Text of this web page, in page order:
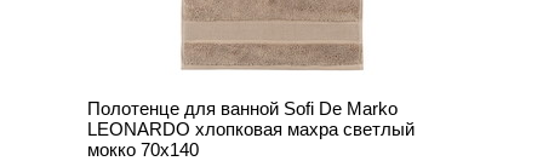
Полотенце для ванной Sofi De Marko
LEONARDO хлопковая махра светлый
мокко 70х140